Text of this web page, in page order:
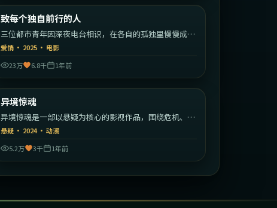
最新
致每个独自前行的人
三位都市青年因深夜电台相识，在各自的孤独里慢慢成为
彼此的灯塔。
爱情 · 2025 · 电影
23万
6.8千 1年前
最新
异境惊魂
异境惊魂是一部以悬疑为核心的影视作品，围绕危机、反
转与人物成长展开，整体节奏紧凑，值得推荐观看。
悬疑 · 2024·动漫
5.2万
3千 1年前